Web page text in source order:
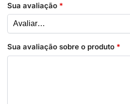
Sua avaliação *
Sua avaliação sobre o produto *